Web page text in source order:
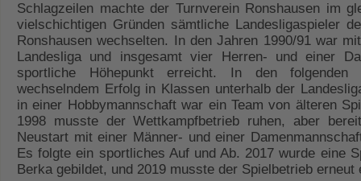
Schlagzeilen machte der Turnverein Ronshausen im
vielschichtigen Gründen sämtliche Landesligaspieler
Ronshausen wechselten. In den Jahren 1990/91 war
Landesliga und insgesamt vier Herren- und einer
sportliche Höhepunkt erreicht. In den
wechselndem Erfolg in Klassen unterhalb der
in einer Hobbymannschaft war ein Team von älteren
1998 musste der Wettkampfbetrieb ruhen, aber
Neustart mit einer Männer- und einer
Es folgte ein sportliches Auf und Ab. 2017 wurde eine
Berka gebildet, und 2019 musste der Spielbetrieb erneut